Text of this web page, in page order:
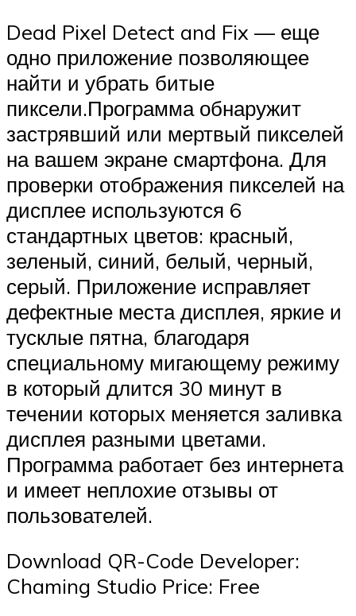
Dead Pixel Detect and Fix — еще
одно приложение позволяющее
найти и убрать битые
пиксели.Программа обнаружит
застрявший или мертвый пикселей
на вашем экране смартфона. Для
проверки отображения пикселей на
дисплее используются 6
стандартных цветов: красный,
зеленый, синий, белый, черный,
серый. Приложение исправляет
дефектные места дисплея, яркие и
тусклые пятна, благодаря
специальному мигающему режиму
в который длится 30 минут в
течении которых меняется заливка
дисплея разными цветами.
Программа работает без интернета
и имеет неплохие отзывы от
пользователей.
Download QR-Code Developer:
Chaming Studio Price: Free